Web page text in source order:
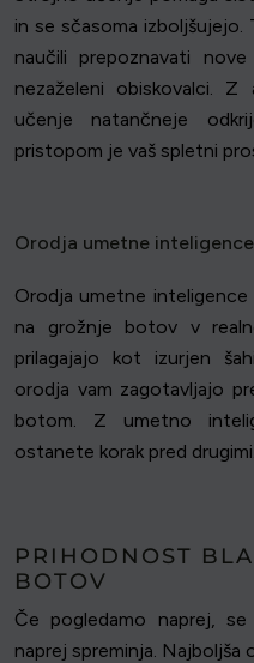
in se sčasoma
naučili prepoznavati
nezaželeni obiskovalci.
učenje natančneje
pristopom je vaš spletni
Orodja umetne
Orodja umetne
na grožnje botov v
prilagajajo kot izurjen
orodja vam zagotavljajo
botom. Z umetno
ostanete korak pred drugimi.
PRIHODNOST
BOTOV
Če pogledamo naprej,
naprej spreminja. Najboljša